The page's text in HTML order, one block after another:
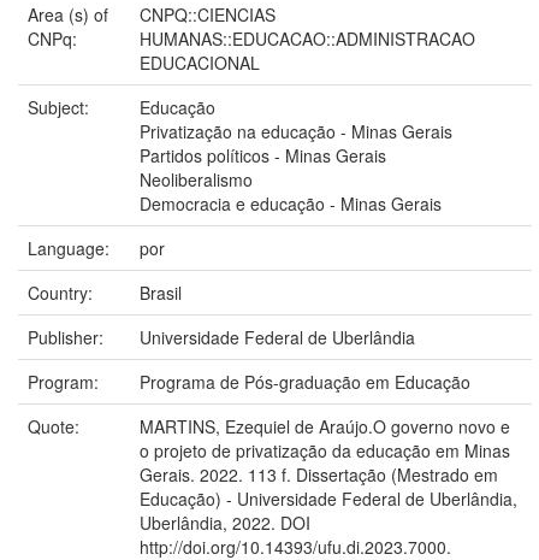
Area (s) of
CNPq:
CNPQ::CIENCIAS
HUMANAS::EDUCACAO::ADMINISTRACAO
EDUCACIONAL
Subject:
Educação
Privatização na educação - Minas Gerais
Partidos políticos - Minas Gerais
Neoliberalismo
Democracia e educação - Minas Gerais
Language:
por
Country:
Brasil
Publisher:
Universidade Federal de Uberlândia
Program:
Programa de Pós-graduação em Educação
Quote:
MARTINS, Ezequiel de Araújo.O governo novo e
o projeto de privatização da educação em Minas
Gerais. 2022. 113 f. Dissertação (Mestrado em
Educação) - Universidade Federal de Uberlândia,
Uberlândia, 2022. DOI
http://doi.org/10.14393/ufu.di.2023.7000.